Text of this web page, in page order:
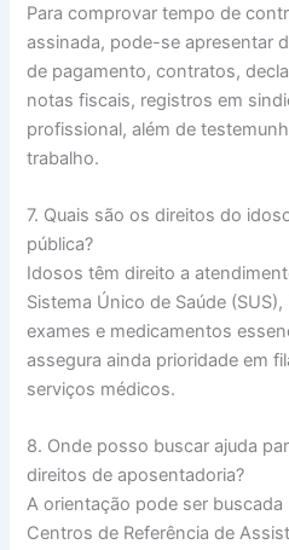
Para comprovar tempo de
assinada, pode-se apresentar
de pagamento, contratos,
notas fiscais, registros em
profissional, além de
trabalho.
7. Quais são os direitos do
pública?
Idosos têm direito a
Sistema Único de Saúde
exames e medicamentos
assegura ainda prioridade em
serviços médicos.
8. Onde posso buscar ajuda
direitos de aposentadoria?
A orientação pode ser buscada
Centros de Referência de